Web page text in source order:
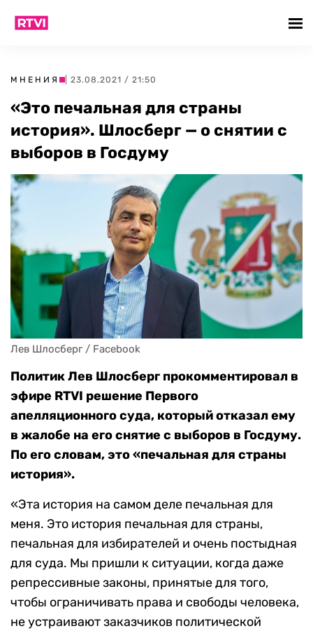
МНЕНИЯ | 23.08.2021 / 21:50
«Это печальная для страны
история». Шлосберг — о снятии с
выборов в Госдуму
Лев Шлосберг / Facebook
Политик Лев Шлосберг прокомментировал в
эфире RTVI решение Первого
апелляционного суда, который отказал ему
в жалобе на его снятие с выборов в Госдуму.
По его словам, это «печальная для страны
история».
«Эта история на самом деле печальная для
меня. Это история печальная для страны,
печальная для избирателей и очень постыдная
для суда. Мы пришли к ситуации, когда даже
репрессивные законы, принятые для того,
чтобы ограничивать права и свободы человека,
не устраивают заказчиков политической